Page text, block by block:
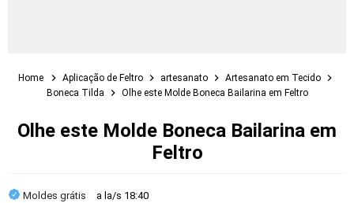
Home Aplicação de Feltro artesanato
Artesanato em Tecido
Boneca Tilda
Olhe este Molde Boneca Bailarina em Feltro
Olhe este Molde Boneca Bailarina em
Feltro
Moldes grátis a la/s 18:40